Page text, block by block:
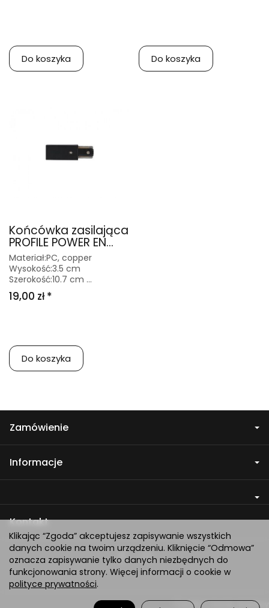
Do koszyka Do koszyka
Końcówka zasilająca
PROFILE POWER EN...
Materiał:PC, copper
Wysokość:3.5 cm
Szerokość:10.7 cm ...
19,00 zł *
Do koszyka
Zamówienie
Informacje
Kontakt
*) brutto +koszty dostawy
Klikając “Zgoda” akceptujesz zapisywanie wszystkich
danych cookie na twoim urządzeniu. Kliknięcie “Odmowa”
oznacza zapisywanie tylko danych niezbędnych do
funkcjonowania strony. Więcej informacji o cookie w
polityce prywatności.